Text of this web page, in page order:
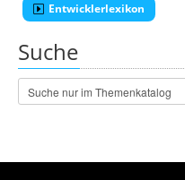
Entwicklerlexikon
Suche